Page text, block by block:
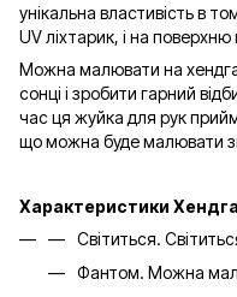
унікальна властивість в
UV ліхтарик, і на
Можна малювати на
сонці і зробити гарний
час ця жуйка для рук
що можна буде малювати
Характеристики
Світиться.
Фантом. Можна